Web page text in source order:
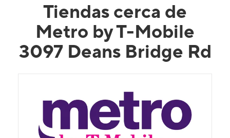
Tiendas cerca de
Metro by T-Mobile
3097 Deans Bridge Rd